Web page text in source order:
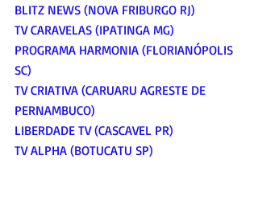
BLITZ NEWS (NOVA FRIBURGO RJ)
TV CARAVELAS (IPATINGA MG)
PROGRAMA HARMONIA (FLORIANÓPOLIS
SC)
TV CRIATIVA (CARUARU AGRESTE DE
PERNAMBUCO)
LIBERDADE TV (CASCAVEL PR)
TV ALPHA (BOTUCATU SP)